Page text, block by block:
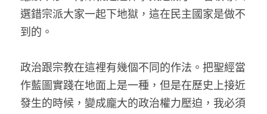
選錯宗派大家一起下地獄，這在民主國家是做不
到的。
政治跟宗教在這裡有幾個不同的作法。把聖經當
作藍圖實踐在地面上是一種，但是在歷史上接近
發生的時候，變成龐大的政治權力壓迫，我必須